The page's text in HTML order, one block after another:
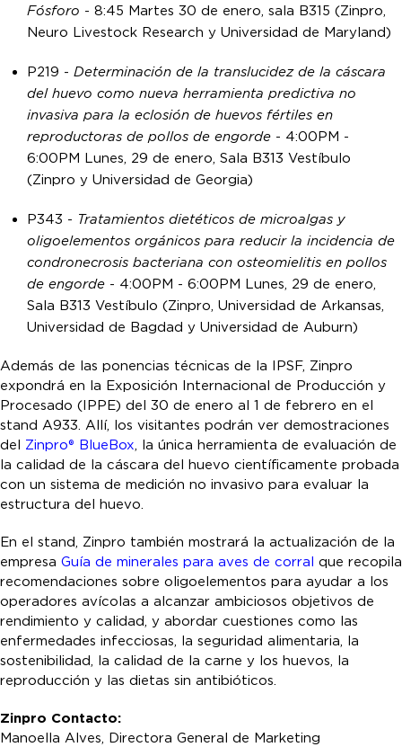
Fósforo - 8:45 Martes 30 de enero, sala B315 (Zinpro,
Neuro Livestock Research y Universidad de Maryland)
P219 - Determinación de la translucidez de la cáscara
del huevo como nueva herramienta predictiva no
invasiva para la eclosión de huevos fértiles en
reproductoras de pollos de engorde - 4:00PM -
6:00PM Lunes, 29 de enero, Sala B313 Vestíbulo
(Zinpro y Universidad de Georgia)
P343 - Tratamientos dietéticos de microalgas y
oligoelementos orgánicos para reducir la incidencia de
condronecrosis bacteriana con osteomielitis en pollos
de engorde - 4:00PM - 6:00PM Lunes, 29 de enero,
Sala B313 Vestíbulo (Zinpro, Universidad de Arkansas,
Universidad de Bagdad y Universidad de Auburn)
Además de las ponencias técnicas de la IPSF, Zinpro
expondrá en la Exposición Internacional de Producción y
Procesado (IPPE) del 30 de enero al 1 de febrero en el
stand A933. Allí, los visitantes podrán ver demostraciones
del Zinpro® BlueBox, la única herramienta de evaluación de
la calidad de la cáscara del huevo científicamente probada
con un sistema de medición no invasivo para evaluar la
estructura del huevo.
En el stand, Zinpro también mostrará la actualización de la
empresa Guía de minerales para aves de corral que recopila
recomendaciones sobre oligoelementos para ayudar a los
operadores avícolas a alcanzar ambiciosos objetivos de
rendimiento y calidad, y abordar cuestiones como las
enfermedades infecciosas, la seguridad alimentaria, la
sostenibilidad, la calidad de la carne y los huevos, la
reproducción y las dietas sin antibióticos.
Zinpro Contacto:
Manoella Alves, Directora General de Marketing